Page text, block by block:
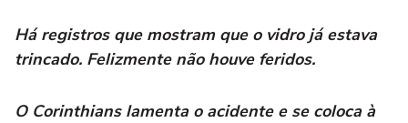
Há registros que mostram que o vidro já estava
trincado. Felizmente não houve feridos.
O Corinthians lamenta o acidente e se coloca à